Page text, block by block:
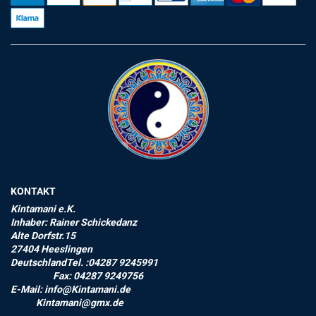
KONTAKT
Kintamani e.K.
Inhaber: Rainer Schickedanz
Alte Dorfstr.15
27404 Heeslingen
DeutschlandTel. :04287 9245991
Fax: 04287 9249756
E-Mail: info@Kintamani.de
Kintamani@gmx.de